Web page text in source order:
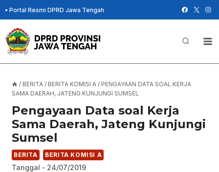
Skip
to
content
• Portal Resmi DPRD Jawa Tengah
/ BERITA / BERITA KOMISI A / PENGAYAAN DATA SOAL KERJA
SAMA DAERAH, JATENG KUNJUNGI SUMSEL
Pengayaan Data soal Kerja
Sama Daerah, Jateng Kunjungi
Sumsel
BERITA BERITA KOMISI A
Tanggal - 24/07/2019